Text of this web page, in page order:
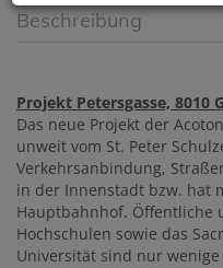
Beschreibung
Projekt Petersgasse, 8010
Das neue Projekt der
unweit vom St. Peter
Verkehrsanbindung,
in der Innenstadt bzw. hat
Hauptbahnhof. Öffentliche
Hochschulen sowie das
Universität sind nur